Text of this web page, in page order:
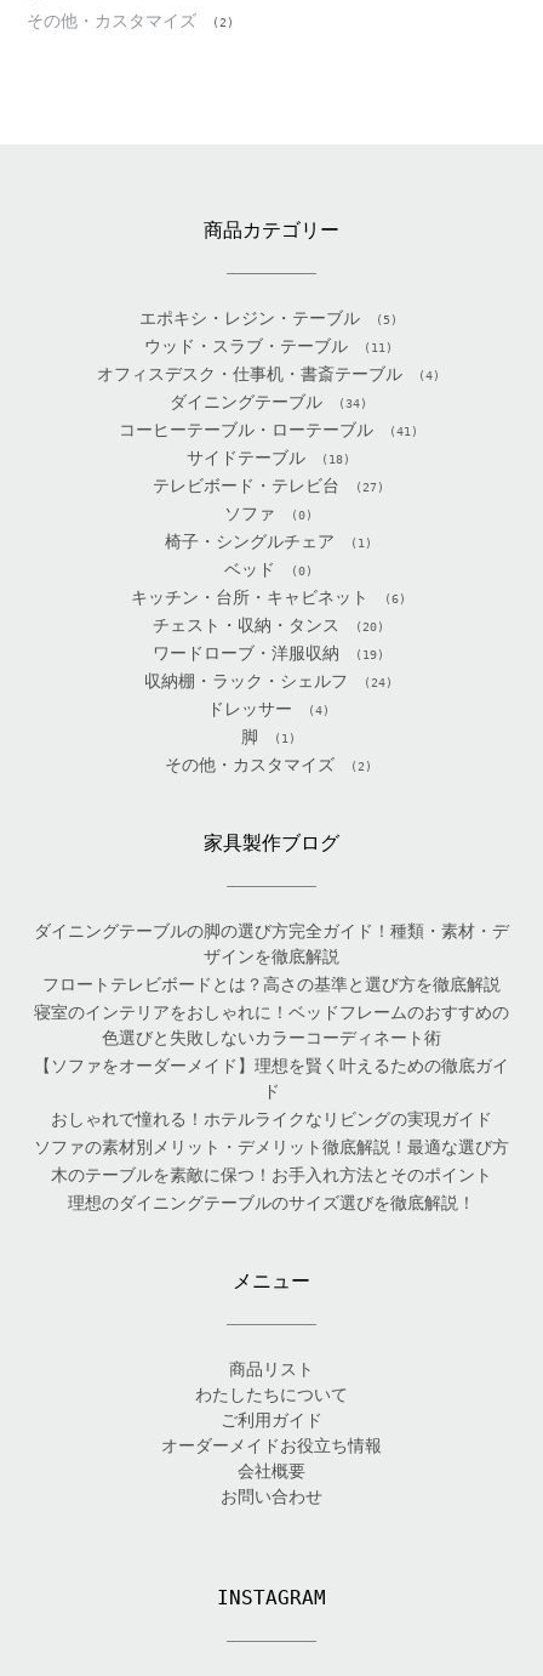
その他・カスタマイズ (2)
商品カテゴリー
エポキシ・レジン・テーブル (5)
ウッド・スラブ・テーブル (11)
オフィスデスク・仕事机・書斎テーブル (4)
ダイニングテーブル (34)
コーヒーテーブル・ローテーブル (41)
サイドテーブル (18)
テレビボード・テレビ台 (27)
ソファ (0)
椅子・シングルチェア (1)
ベッド (0)
キッチン・台所・キャビネット (6)
チェスト・収納・タンス (20)
ワードローブ・洋服収納 (19)
収納棚・ラック・シェルフ (24)
ドレッサー (4)
脚 (1)
その他・カスタマイズ (2)
家具製作ブログ
ダイニングテーブルの脚の選び方完全ガイド！種類・素材・デ
ザインを徹底解説
フロートテレビボードとは？高さの基準と選び方を徹底解説
寝室のインテリアをおしゃれに！ベッドフレームのおすすめの
色選びと失敗しないカラーコーディネート術
【ソファをオーダーメイド】理想を賢く叶えるための徹底ガイ
ド
おしゃれで憧れる！ホテルライクなリビングの実現ガイド
ソファの素材別メリット・デメリット徹底解説！最適な選び方
木のテーブルを素敵に保つ！お手入れ方法とそのポイント
理想のダイニングテーブルのサイズ選びを徹底解説！
メニュー
商品リスト
わたしたちについて
ご利用ガイド
オーダーメイドお役立ち情報
会社概要
お問い合わせ
INSTAGRAM